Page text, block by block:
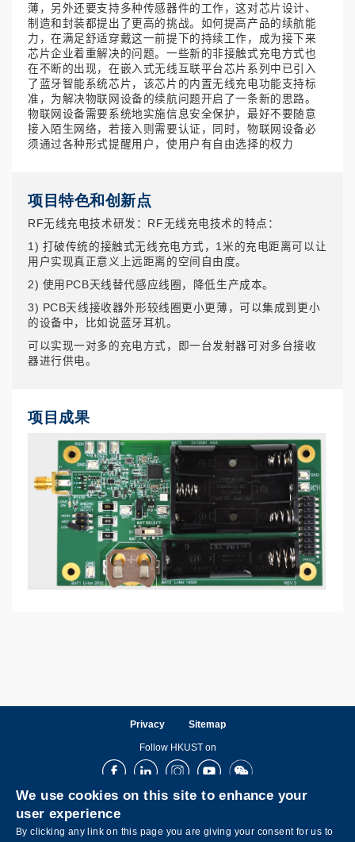
薄，另外还要支持多种传感器件的工作，这对芯片设计、
制造和封装都提出了更高的挑战。如何提高产品的续航能
力，在满足舒适穿戴这一前提下的持续工作，成为接下来
芯片企业着重解决的问题。一些新的非接触式充电方式也
在不断的出现，在嵌入式无线互联平台芯片系列中已引入
了蓝牙智能系统芯片，该芯片的内置无线充电功能支持标
准，为解决物联网设备的续航问题开启了一条新的思路。
物联网设备需要系统地实施信息安全保护，最好不要随意
接入陌生网络，若接入则需要认证，同时，物联网设备必
须通过各种形式提醒用户，使用户有自由选择的权力
项目特色和创新点
RF无线充电技术研发：RF无线充电技术的特点：
1) 打破传统的接触式无线充电方式，1米的充电距离可以让
用户实现真正意义上远距离的空间自由度。
2) 使用PCB天线替代感应线圈，降低生产成本。
3) PCB天线接收器外形较线圈更小更薄，可以集成到更小
的设备中，比如说蓝牙耳机。
可以实现一对多的充电方式，即一台发射器可对多台接收
器进行供电。
项目成果
Privacy Sitemap
Follow HKUST on
FacebookLinkedInInstagramYoutubeWechat
We use cookies on this site to enhance your
user experience
By clicking any link on this page you are giving your consent for us to